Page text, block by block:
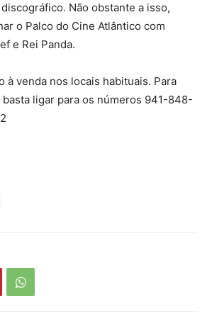
Não obstante a isso,
o Palco do Cine Atlântico com
e Rei Panda.
à venda nos locais habituais. Para
ligar para os números 941-848-